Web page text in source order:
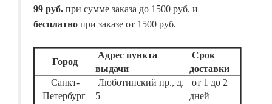
99 руб. при сумме заказа до 1500 руб. и
бесплатно при заказе от 1500 руб.
Город
Адрес пункта
выдачи
Срок
доставки
Санкт-
Петербург
Люботинский пр., д.
5
от 1 до 2
дней